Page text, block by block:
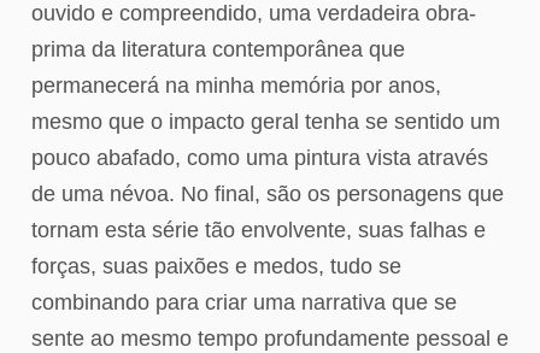
ouvido e compreendido, uma verdadeira obra-
prima da literatura contemporânea que
permanecerá na minha memória por anos,
mesmo que o impacto geral tenha se sentido um
pouco abafado, como uma pintura vista através
de uma névoa. No final, são os personagens que
tornam esta série tão envolvente, suas falhas e
forças, suas paixões e medos, tudo se
combinando para criar uma narrativa que se
sente ao mesmo tempo profundamente pessoal e